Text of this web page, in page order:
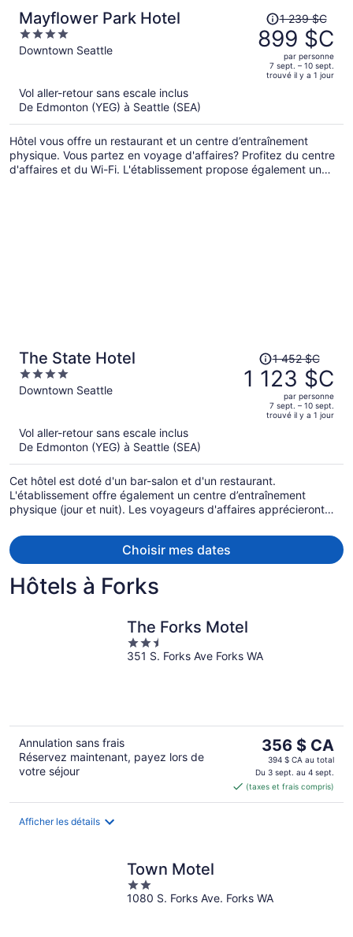
Mayflower Park Hotel
4
out
Downtown Seattle
Le
prix
était
de 1 239 $C,
de 899 $C
par
personne.
1 239 $C
899 $C
par personne
7 sept. – 10 sept.
trouvé il y a 1 jour
Vol aller-retour sans escale inclus
De Edmonton (YEG) à Seattle (SEA)
Hôtel vous offre un restaurant et un centre d’entraînement
physique. Vous partez en voyage d'affaires? Profitez du centre
d'affaires et du Wi-Fi. L'établissement propose également un
The State Hotel
4
out
Downtown Seattle
prix
était
de 1 452 $C,
de 1 123 $C
par
personne.
1 452 $C
1 123 $C
par personne
7 sept. – 10 sept.
trouvé il y a 1 jour
Vol aller-retour sans escale inclus
De Edmonton (YEG) à Seattle (SEA)
Cet hôtel est doté d'un bar-salon et d'un restaurant.
L'établissement offre également un centre d’entraînement
physique (jour et nuit). Les voyageurs d'affaires apprécieront
sur place ainsi qu'une réception ouverte en tout temps et un
service de départ express.Choisir mes dates
Hôtels à Forks
The Forks Motel
2.5
out
351 S. Forks Ave Forks WA
Annulation sans frais
Réservez maintenant, payez lors de
votre séjour
Le
prix
est
de 356 $ CA
par
356 $ CA
394 $ CA au total
Du 3 sept. au 4 sept.
(taxes et frais compris)
Afficher les détails
Town Motel
2
out
1080 S. Forks Ave. Forks WA